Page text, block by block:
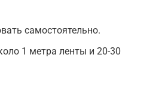
самостоятельно.
1 метра ленты и 20-30